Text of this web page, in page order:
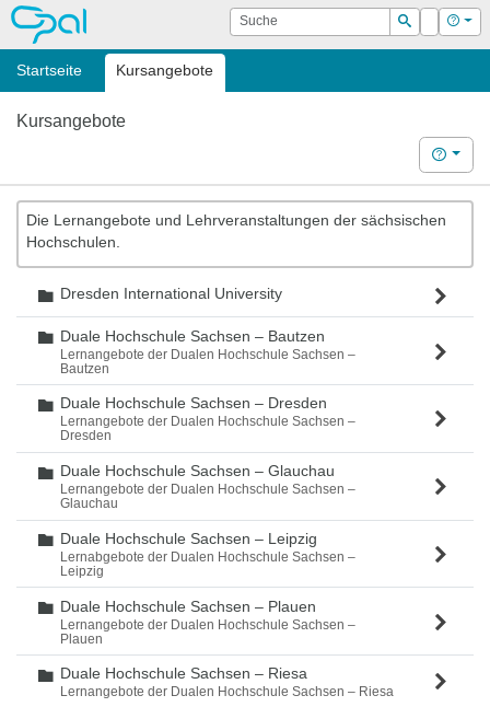
OPAL Suche
Suchen
Login Hilfe
Startseite Kursangebote
Kursangebote
Hilfe
Die Lernangebote und Lehrveranstaltungen der sächsischen
Hochschulen.
Ordner
Dresden International University
Ordner
Duale Hochschule Sachsen – Bautzen
Lernangebote der Dualen Hochschule Sachsen –
Bautzen
Ordner
Duale Hochschule Sachsen – Dresden
Lernangebote der Dualen Hochschule Sachsen –
Dresden
Ordner
Duale Hochschule Sachsen – Glauchau
Lernangebote der Dualen Hochschule Sachsen –
Glauchau
Ordner
Duale Hochschule Sachsen – Leipzig
Lernabgebote der Dualen Hochschule Sachsen –
Leipzig
Ordner
Duale Hochschule Sachsen – Plauen
Lernangebote der Dualen Hochschule Sachsen –
Plauen
Ordner
Duale Hochschule Sachsen – Riesa
Lernangebote der Dualen Hochschule Sachsen – Riesa